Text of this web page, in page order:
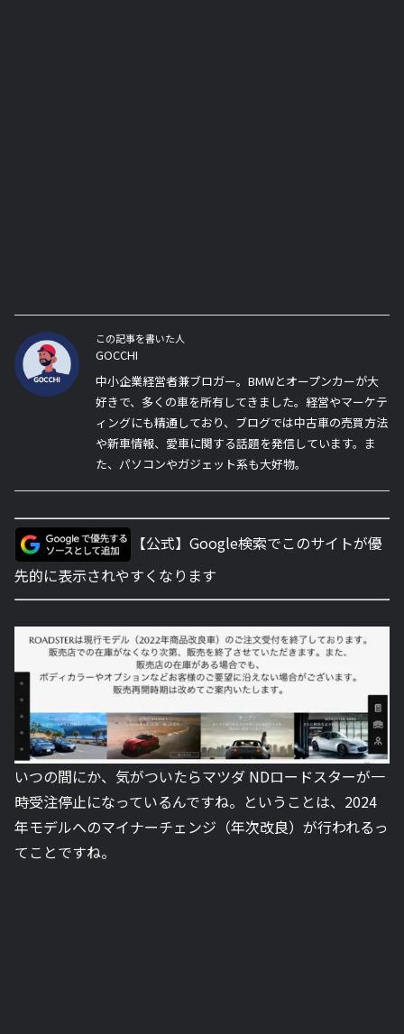
この記事を書いた人
GOCCHI
中小企業経営者兼ブロガー。BMWとオープンカーが大
好きで、多くの車を所有してきました。経営やマーケテ
ィングにも精通しており、ブログでは中古車の売買方法
や新車情報、愛車に関する話題を発信しています。ま
た、パソコンやガジェット系も大好物。
【公式】Google検索でこのサイトが優
先的に表示されやすくなります
いつの間にか、気がついたらマツダ NDロードスターが一
時受注停止になっているんですね。ということは、2024
年モデルへのマイナーチェンジ（年次改良）が行われるっ
てことですね。